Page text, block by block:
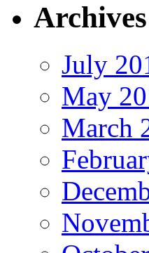
Archives
July
May
March